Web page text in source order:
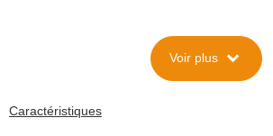
(de Toulouse à Saint-Rustice)Historique
Cette Voie Verte a été aménagée par la
Département (18km).
Voir plus expand_more
Caractéristiques